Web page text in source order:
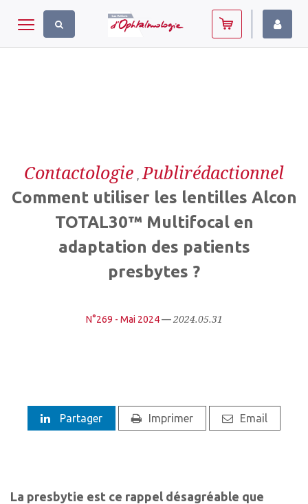
Toggle navigation
Contactologie , Publirédactionnel
Comment utiliser les lentilles Alcon
TOTAL30™ Multifocal en
adaptation des patients
presbytes ?
N°269 - Mai 2024—2024.05.31
Partager Imprimer Email
La presbytie est ce rappel désagréable que
Panneau de gestion des cookies